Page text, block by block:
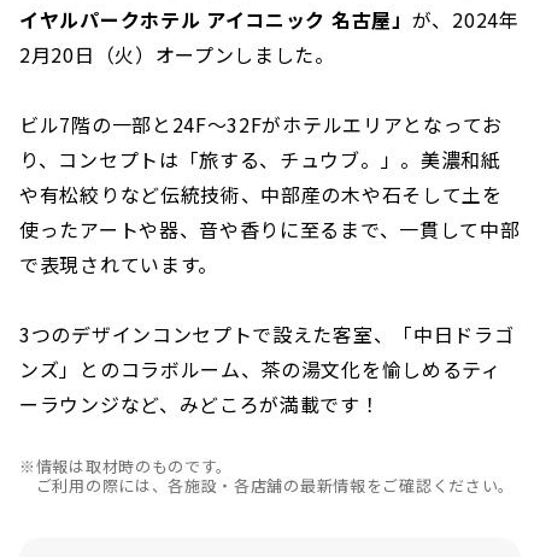
イヤルパークホテル アイコニック 名古屋」 が、2024年
2月20日（火）オープンしました。
ビル7階の一部と24F～32Fがホテルエリアとなってお
り、コンセプトは「旅する、チュウブ。」。美濃和紙
や有松絞りなど伝統技術、中部産の木や石そして土を
使ったアートや器、音や香りに至るまで、一貫して中部
で表現されています。
3つのデザインコンセプトで設えた客室、「中日ドラゴ
ンズ」とのコラボルーム、茶の湯文化を愉しめるティ
ーラウンジなど、みどころが満載です！
※情報は取材時のものです。
ご利用の際には、各施設・各店舗の最新情報をご確認ください。